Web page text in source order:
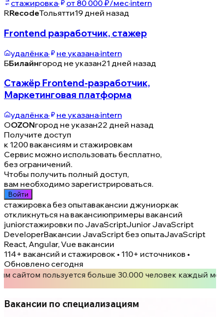
стажировка· от 80 000 ₽/мес·intern
RRecodeТольятти19 дней назад
Frontend разработчик, стажер
удалёнка· не указана·intern
ББилайнгород не указан21 дней назад
Стажёр Frontend-разработчик,
Маркетинговая платформа
удалёнка· не указана·intern
OOZONгород не указан22 дней назад
Получите доступ
к 1200 вакансиям и стажировкам
Сервис можно использовать бесплатно,
без ограничений.
Чтобы получить полный доступ,
вам необходимо зарегистрироваться.
Войти
стажировка без опытавакансии джуниоркак
откликнуться на вакансиюпримеры вакансий
juniorстажировки по JavaScriptJunior JavaScript
DeveloperВакансии JavaScript без опытаJavaScript
React, Angular, Vue вакансии
114+ вакансий и стажировок • 110+ источников •
Обновлено сегодня
сайтом пользуется больше 30.000 человек каждый
Вакансии по специализациям